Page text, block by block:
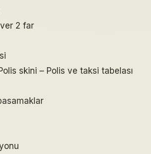
2 far
skini – Polis ve taksi tabelası